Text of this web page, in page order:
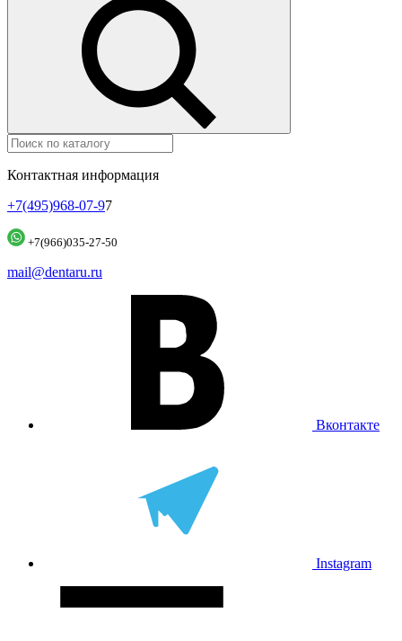
Контактная информация
+7(495)968-07-97
+7(966)035-27-50
mail@dentaru.ru
Вконтакте
Instagram